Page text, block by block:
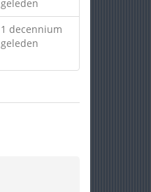
geleden
1 decennium
geleden